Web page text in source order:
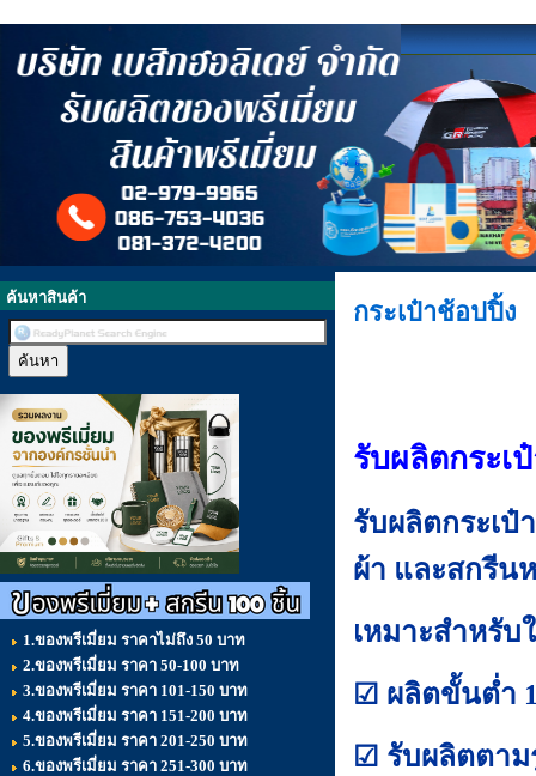
ค้นหาสินค้า
1.ของพรีเมี่ยม ราคาไม่ถึง 50 บาท
2.ของพรีเมี่ยม ราคา 50-100 บาท
3.ของพรีเมี่ยม ราคา 101-150 บาท
4.ของพรีเมี่ยม ราคา 151-200 บาท
5.ของพรีเมี่ยม ราคา 201-250 บาท
6.ของพรีเมี่ยม ราคา 251-300 บาท
กระเป๋าช้อปปิ้ง
รับผลิตกระเ
รับผลิตกระเ
ผ้า และสกรีน
เหมาะสำหรับ
☑ ผลิตขั้นต่ำ
☑ รับผลิตตาม